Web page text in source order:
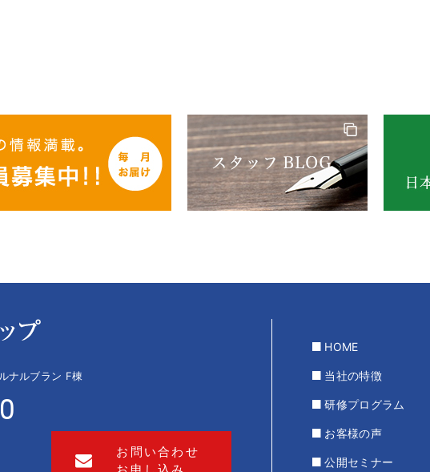
ナルブラン F棟
お問い合わせ
お申し込み
HOME
当社の特徴
研修プログラム
お客様の声
公開セミナー